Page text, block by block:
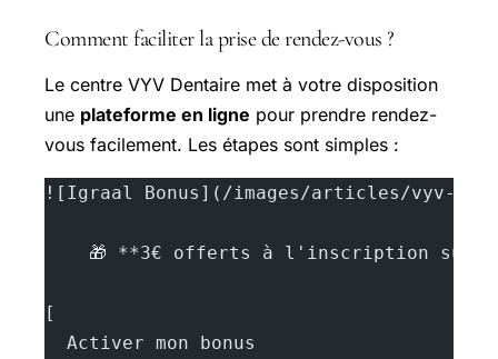
Comment faciliter la prise de rendez-vous ?
Le centre VYV Dentaire met à votre disposition
une plateforme en ligne pour prendre rendez-
vous facilement. Les étapes sont simples :
![Igraal Bonus](/images/articles/vyv-
🎁 **3€ offerts à l'inscription sur
[
  Activer mon bonus